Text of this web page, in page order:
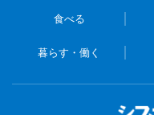
食べる
暮らす・働く